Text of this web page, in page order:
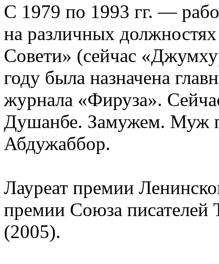
С 1979 по 1993 гг. —
на различных
Совети» (сейчас
году была назначена
журнала «Фируза».
Душанбе. Замужем. Муж
Абдужаббор.
Лауреат премии
премии Союза
(2005).